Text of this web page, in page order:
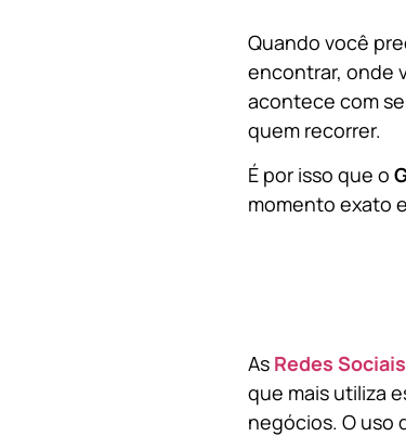
Quando você
encontrar, onde
acontece com
quem recorrer.
É por isso que o
momento exato
As Redes Sociais
que mais utiliza
negócios. O uso